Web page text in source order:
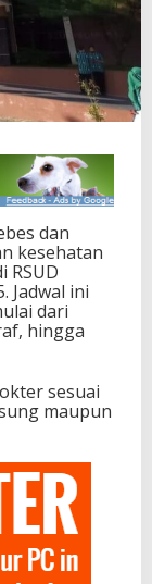
dan
kesehatan
RSUD
Jadwal ini
dari
hingga
sesuai
maupun